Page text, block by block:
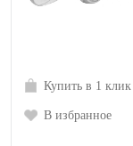
Купить в 1 клик
В избранное